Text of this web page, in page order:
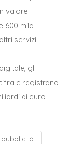
valore
600 mila
servizi
gli
e registrano
di euro.
pubblicità